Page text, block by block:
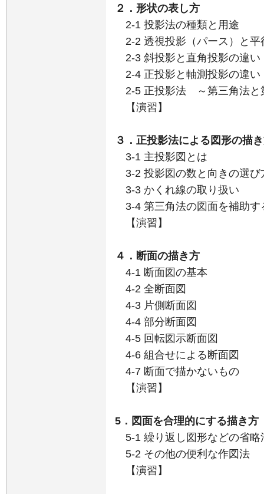
２．形状の表し方
2-1 投影法の種類と用途
2-2 透視投影（パース）と平
2-3 斜投影と直角投影の違い
2-4 正投影と軸測投影の違い
2-5 正投影法 ～第三角法と
【演習】
３．正投影法による図形の描
3-1 主投影図とは
3-2 投影図の数と向きの選び
3-3 かくれ線の取り扱い
3-4 第三角法の図面を補助す
【演習】
４．断面の描き方
4-1 断面図の基本
4-2 全断面図
4-3 片側断面図
4-4 部分断面図
4-5 回転図示断面図
4-6 組合せによる断面図
4-7 断面で描かないもの
【演習】
5．図面を合理的にする描き方
5-1 繰り返し図形などの省
5-2 その他の便利な作図法
【演習】